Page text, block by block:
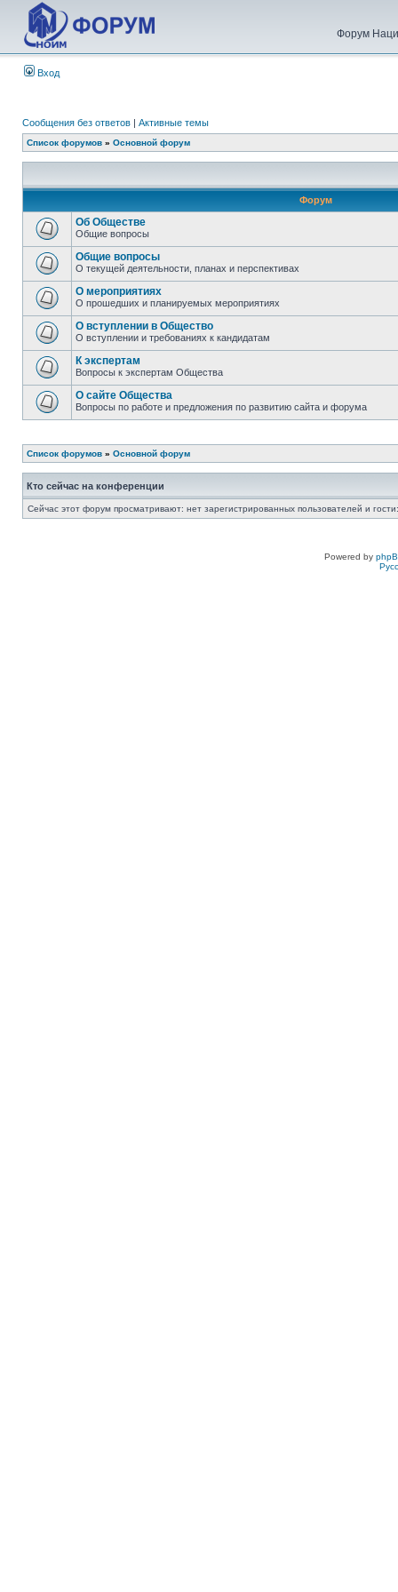
Форум
Вход
Сообщения без ответов | Активные темы
Список форумов » Основной форум
Форум
Об Обществе
Общие вопросы
Общие вопросы
О текущей деятельности, планах и перспективах
О мероприятиях
О прошедших и планируемых мероприятиях
О вступлении в Общество
О вступлении и требованиях к кандидатам
К экспертам
Вопросы к экспертам Общества
О сайте Общества
Вопросы по работе и предложения по развитию сайта и форума
Список форумов » Основной форум
Кто сейчас на конференции
Сейчас этот форум просматривают: нет зарегистрированных пользователей и
Powered by